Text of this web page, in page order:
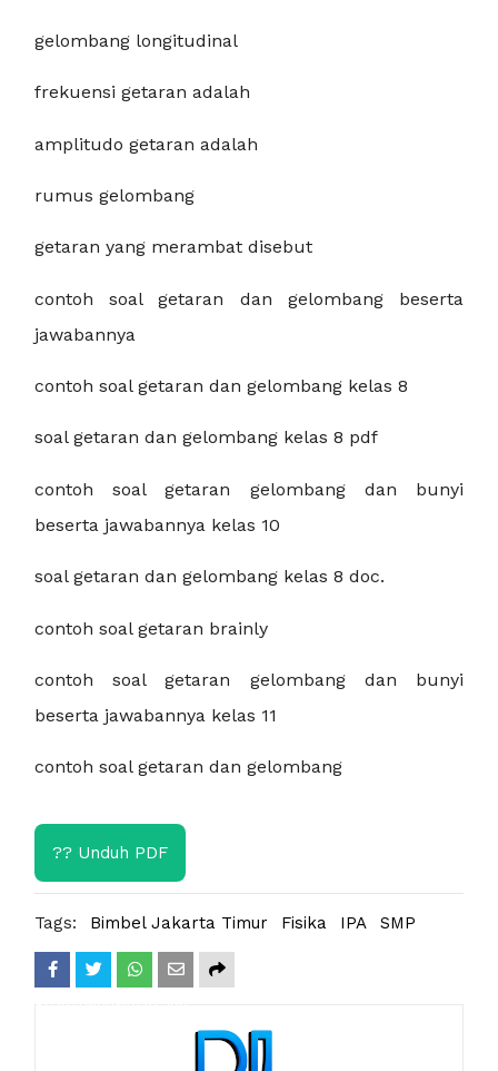
gelombang longitudinal
frekuensi getaran adalah
amplitudo getaran adalah
rumus gelombang
getaran yang merambat disebut
contoh soal getaran dan gelombang beserta
jawabannya
contoh soal getaran dan gelombang kelas 8
soal getaran dan gelombang kelas 8 pdf
contoh soal getaran gelombang dan bunyi
beserta jawabannya kelas 10
soal getaran dan gelombang kelas 8 doc.
contoh soal getaran brainly
contoh soal getaran gelombang dan bunyi
beserta jawabannya kelas 11
contoh soal getaran dan gelombang
?? Unduh PDF
Tags: Bimbel Jakarta Timur Fisika IPA SMP